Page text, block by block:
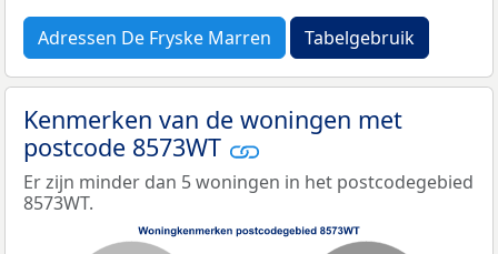
Adressen De Fryske Marren Tabelgebruik
Kenmerken van de woningen met
postcode 8573WT
Er zijn minder dan 5 woningen in het postcodegebied
8573WT.